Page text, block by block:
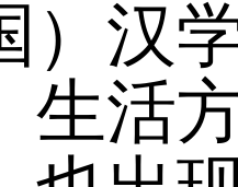
）汉
生活